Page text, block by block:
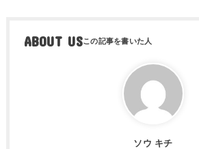
ABOUT US
ソウ キチ